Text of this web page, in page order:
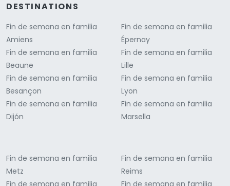
DESTINATIONS
Fin de semana en familia
Amiens
Fin de semana en familia
Beaune
Fin de semana en familia
Besançon
Fin de semana en familia
Dijón
Fin de semana en familia
Épernay
Fin de semana en familia
Lille
Fin de semana en familia
Lyon
Fin de semana en familia
Marsella
Fin de semana en familia
Metz
Fin de semana en familia
Reims